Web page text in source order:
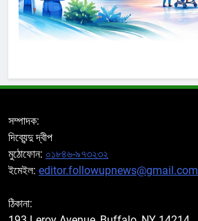
সম্পাদক:
দিব্যেন্দু দ্বীপ
মুঠোফোন: ০১৮৪৬-৯৭৩২৩২
ইমেইল: editor.followupnews@gmail.com
ঠিকানা: